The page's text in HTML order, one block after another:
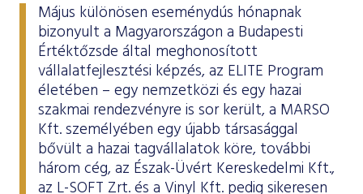
Május különösen eseménydús hónapnak
bizonyult a Magyarországon a Budapesti
Értéktőzsde által meghonosított
vállalatfejlesztési képzés, az ELITE Program
életében – egy nemzetközi és egy hazai
szakmai rendezvényre is sor került, a MARSO
Kft. személyében egy újabb társasággal
bővült a hazai tagvállalatok köre, további
három cég, az Észak-Üvért Kereskedelmi Kft.,
az L-SOFT Zrt. és a Vinyl Kft. pedig sikeresen